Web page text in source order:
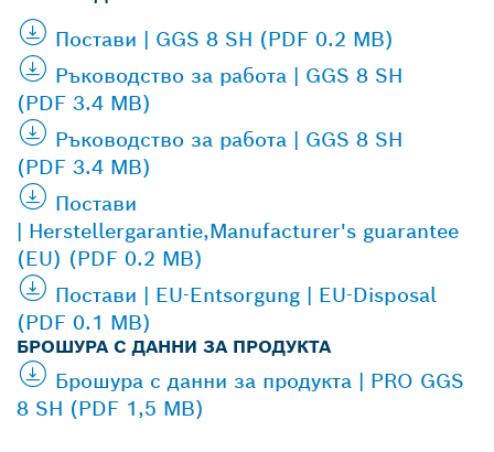
Постави | GGS 8 SH (PDF 0.2 MB)
Ръководство за работа | GGS 8 SH
(PDF 3.4 MB)
Ръководство за работа | GGS 8 SH
(PDF 3.4 MB)
Постави
| Herstellergarantie,Manufacturer's guarantee
(EU) (PDF 0.2 MB)
Постави | EU-Entsorgung | EU-Disposal
(PDF 0.1 MB)
БРОШУРА С ДАННИ ЗА ПРОДУКТА
Брошура с данни за продукта | PRO GGS
8 SH (PDF 1,5 MB)